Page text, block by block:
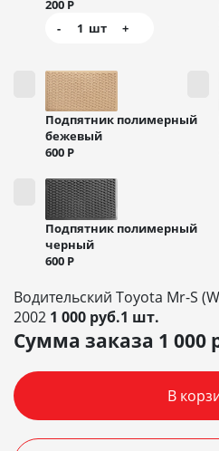
200 Р
-
1 шт +
Подпятник полимерный
бежевый
600 Р
Подпятник полимерный
черный
600 Р
Водительский Toyota Mr-S
2002 1 000 руб.1 шт.
Сумма заказа 1 000
В